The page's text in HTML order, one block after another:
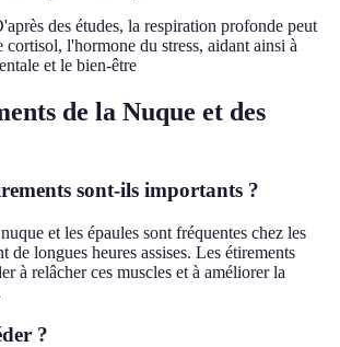
des études, la respiration profonde peut
l'hormone du stress, aidant ainsi à
et le bien-être
de la Nuque et des
sont-ils importants ?
et les épaules sont fréquentes chez les
de longues heures assises. Les étirements
à relâcher ces muscles et à améliorer la
?